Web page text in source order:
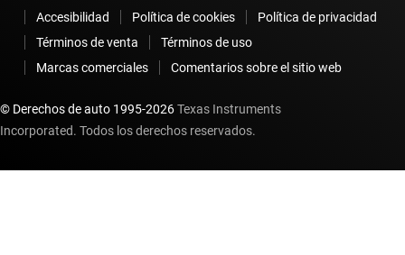
Accesibilidad Política de cookies
Política de privacidad
Términos de venta
Términos de uso
Marcas comerciales
Comentarios sobre el sitio web
© Derechos de auto 1995-2026Texas Instruments
Incorporated. Todos los derechos reservados.